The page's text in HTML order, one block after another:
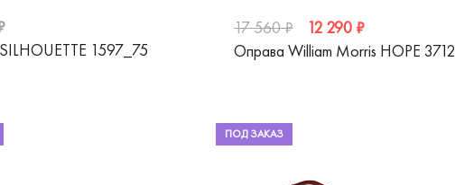
1597_75
17 560 ₽
12 290 ₽
Оправа William Morris HOPE 3712
ПОД ЗАКАЗ